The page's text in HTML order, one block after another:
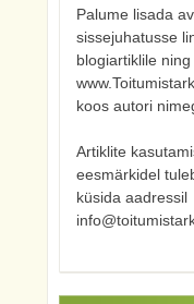
Palume lisada
sissejuhatusse
blogiartiklile
koos autori
Artiklite
eesmärkidel
küsida aadressil